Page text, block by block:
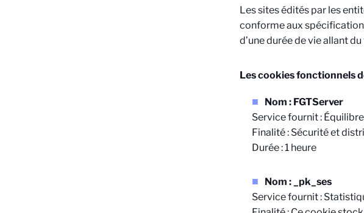
Les sites édités par les
conforme aux
d’une durée de vie allant
Les cookies fonctionnels
Nom : FGTServer
Service fournit :
Finalité : Sécurité et
Durée : 1 heure
Nom : _pk_ses
Service fournit :